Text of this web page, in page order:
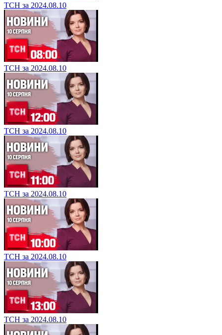
ТСН за 2024.08.10
ТСН за 2024.08.10
ТСН за 2024.08.10
ТСН за 2024.08.10
ТСН за 2024.08.10
ТСН за 2024.08.10